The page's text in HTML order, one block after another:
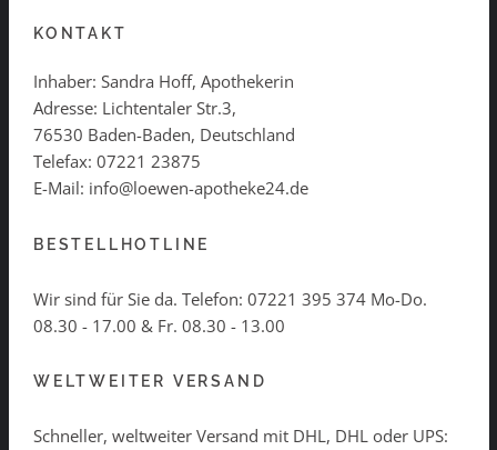
KONTAKT
Inhaber: Sandra Hoff, Apothekerin
Adresse: Lichtentaler Str.3,
76530 Baden-Baden, Deutschland
Telefax: 07221 23875
E-Mail: info@loewen-apotheke24.de
BESTELLHOTLINE
Wir sind für Sie da. Telefon: 07221 395 374 Mo-Do.
08.30 - 17.00 & Fr. 08.30 - 13.00
WELTWEITER VERSAND
Schneller, weltweiter Versand mit DHL, DHL oder UPS: